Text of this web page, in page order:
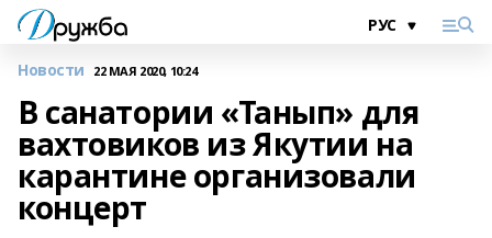
Новости 22 МАЯ 2020, 10:24
В санатории «Танып» для
вахтовиков из Якутии на
карантине организовали
концерт